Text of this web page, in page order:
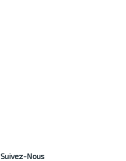
Suivez-Nous